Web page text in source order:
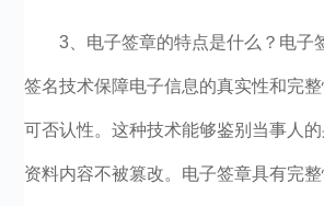
3、电子签章的特点是什么？电子
签名技术保障电子信息的真实性和完
可否认性。这种技术能够鉴别当事人
资料内容不被篡改。电子签章具有完